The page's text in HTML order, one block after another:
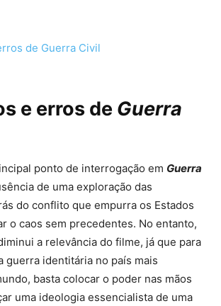
de Guerra Civil
e erros de Guerra
ponto de interrogação em Guerra
de uma exploração das
do conflito que empurra os Estados
o caos sem precedentes. No entanto,
a relevância do filme, já que para
guerra identitária no país mais
basta colocar o poder nas mãos
uma ideologia essencialista de uma